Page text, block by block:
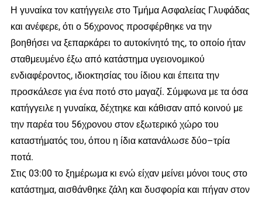
Η γυναίκα τον κατήγγειλε στο Τμήμα Ασφαλείας Γλυφάδας
και ανέφερε, ότι ο 56χρονος προσφέρθηκε να την
βοηθήσει να ξεπαρκάρει το αυτοκίνητό της, το οποίο ήταν
σταθμευμένο έξω από κατάστημα υγειονομικού
ενδιαφέροντος, ιδιοκτησίας του ίδιου και έπειτα την
προσκάλεσε για ένα ποτό στο μαγαζί. Σύμφωνα με τα όσα
κατήγγειλε η γυναίκα, δέχτηκε και κάθισαν από κοινού με
την παρέα του 56χρονου στον εξωτερικό χώρο του
καταστήματός του, όπου η ίδια κατανάλωσε δύο–τρία
ποτά.
Στις 03:00 το ξημέρωμα κι ενώ είχαν μείνει μόνοι τους στο
κατάστημα, αισθάνθηκε ζάλη και δυσφορία και πήγαν στον